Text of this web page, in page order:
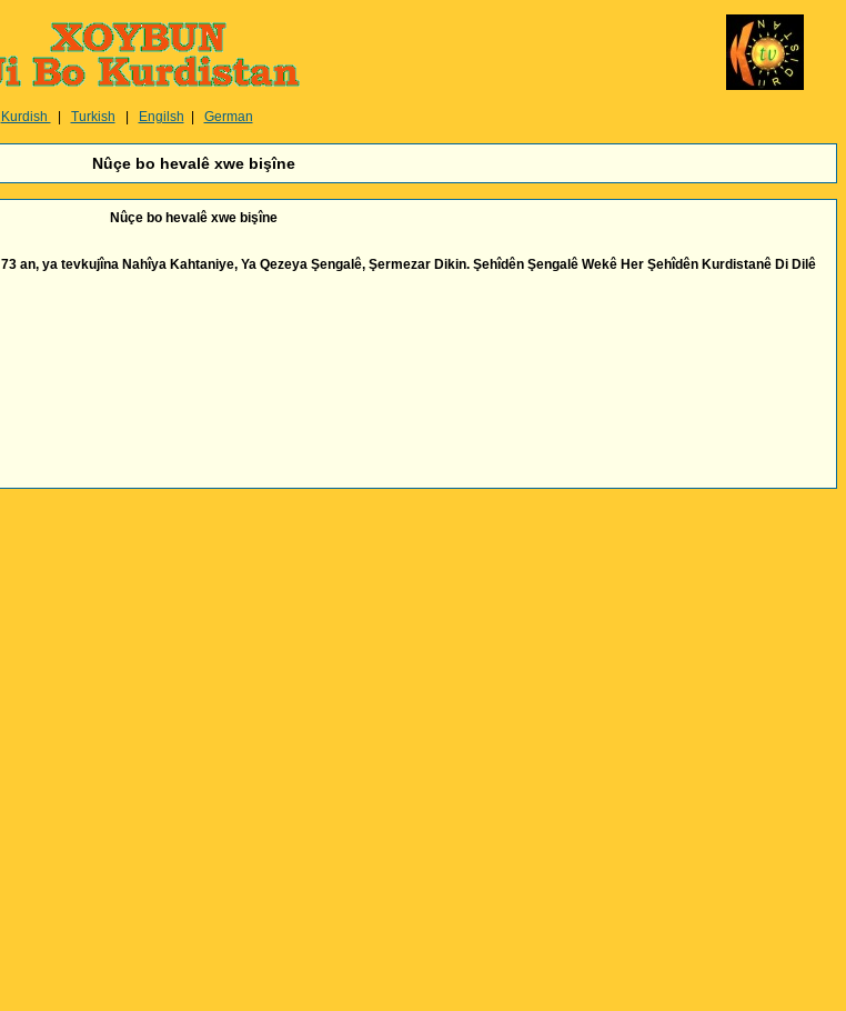
Kurdish Turkish Engilsh German
Nûçe bo hevalê xwe bişîne
Nûçe bo hevalê xwe bişîne
an, ya tevkujîna Nahîya Kahtaniye, Ya Qezeya Şengalê, Şermezar Dikin. Şehîdên Şengalê Wekê Her Şehîdên Kurdistanê Di Dilê